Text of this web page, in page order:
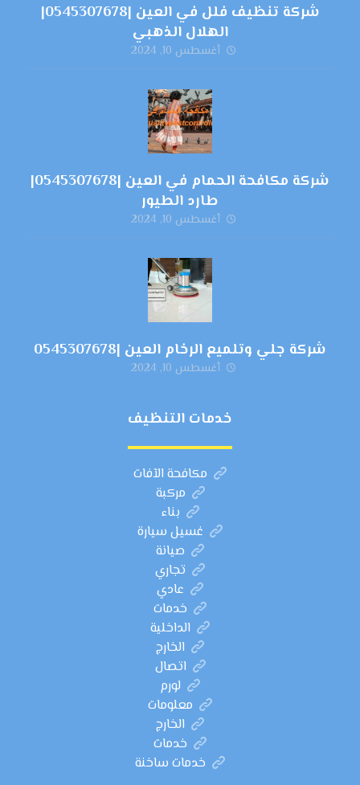
شركة تنظيف فلل في العين |0545307678|
الهلال الذهبي
أغسطس 10, 2024
شركة مكافحة الحمام في العين |0545307678|
طارد الطيور
أغسطس 10, 2024
شركة جلي وتلميع الرخام العين |0545307678
أغسطس 10, 2024
خدمات التنظيف
مكافحة الآفات
مركبة
بناء
غسيل سيارة
صيانة
تجاري
عادي
خدمات
الداخلية
الخارج
اتصال
لورم
معلومات
الخارج
خدمات
خدمات ساخنة